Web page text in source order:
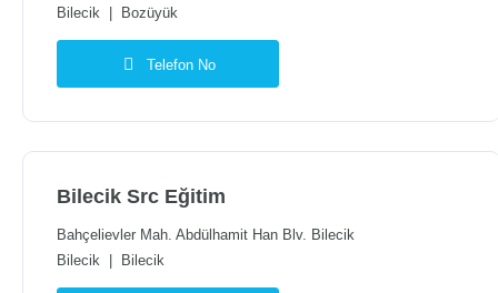
Bilecik
Bozüyük
Telefon No
Bilecik Src Eğitim
Bahçelievler Mah. Abdülhamit Han Blv. Bilecik
Bilecik
Bilecik